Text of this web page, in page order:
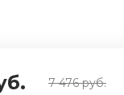
7 476 руб.